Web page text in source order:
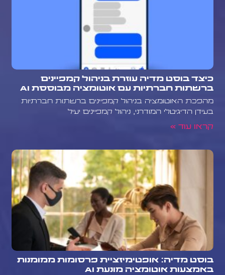
כיצד בוסט מדיה עוזרת בניהול קמפיינים
ברשתות חברתיות עם אוטומציה מבוססת AI
מהפכת האוטומציה בניהול קמפיינים ברשתות חברתיות
בעידן הדיגיטלי המודרני, ניהול קמפיינים יעיל
קראו עוד »
בוסט מדיה: אופטימיזציית פרסומות ממומנות
באמצעות אוטומציה מונעת AI